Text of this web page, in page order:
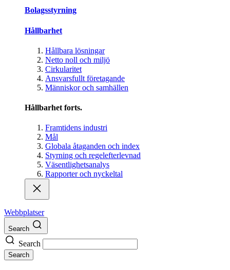
Bolagsstyrning
Hållbarhet
Hållbara lösningar
Netto noll och miljö
Cirkularitet
Ansvarsfullt företagande
Människor och samhällen
Hållbarhet forts.
Framtidens industri
Mål
Globala åtaganden och index
Styrning och regelefterlevnad
Väsentlighetsanalys
Rapporter och nyckeltal
Webbplatser
Search
Search
Search